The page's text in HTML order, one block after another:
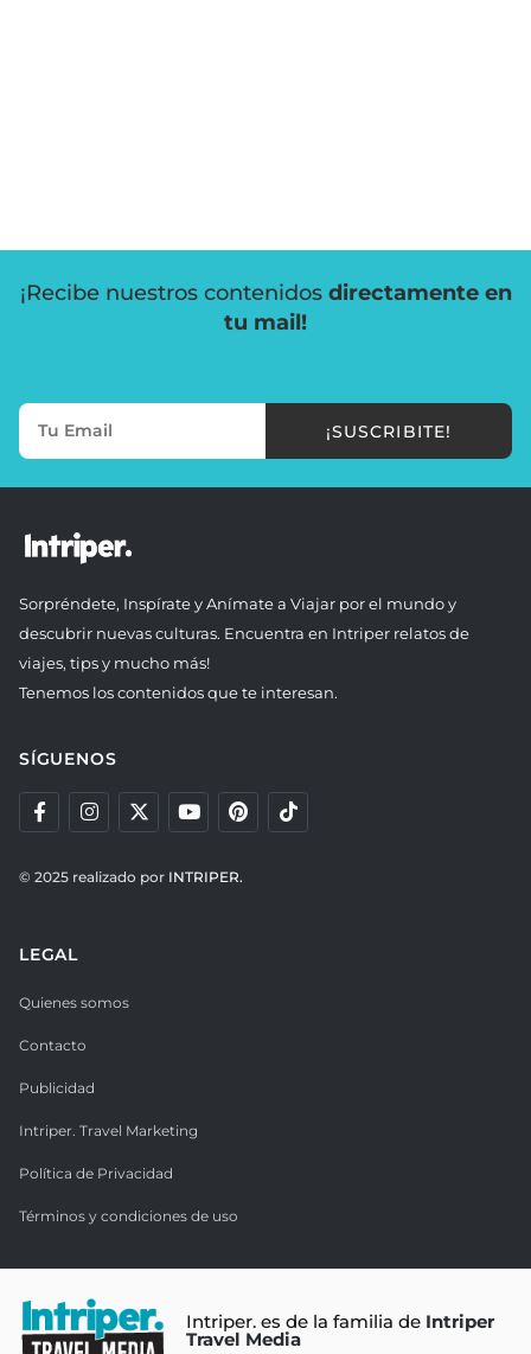
¡Recibe nuestros contenidos directamente en
tu mail!
¡SUSCRIBITE!
Sorpréndete, Inspírate y Anímate a Viajar por el mundo y
descubrir nuevas culturas. Encuentra en Intriper relatos de
viajes, tips y mucho más!
Tenemos los contenidos que te interesan.
SÍGUENOS
© 2025 realizado por INTRIPER.
LEGAL
Quienes somos
Contacto
Publicidad
Intriper. Travel Marketing
Política de Privacidad
Términos y condiciones de uso
Intriper. es de la familia de Intriper
Travel Media